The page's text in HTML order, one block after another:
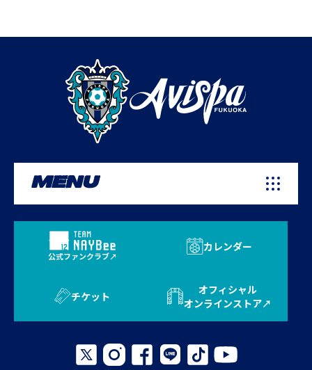
MENU
公式ファンクラブ
カレンダー
チケット
オフィシャル
オンラインストア